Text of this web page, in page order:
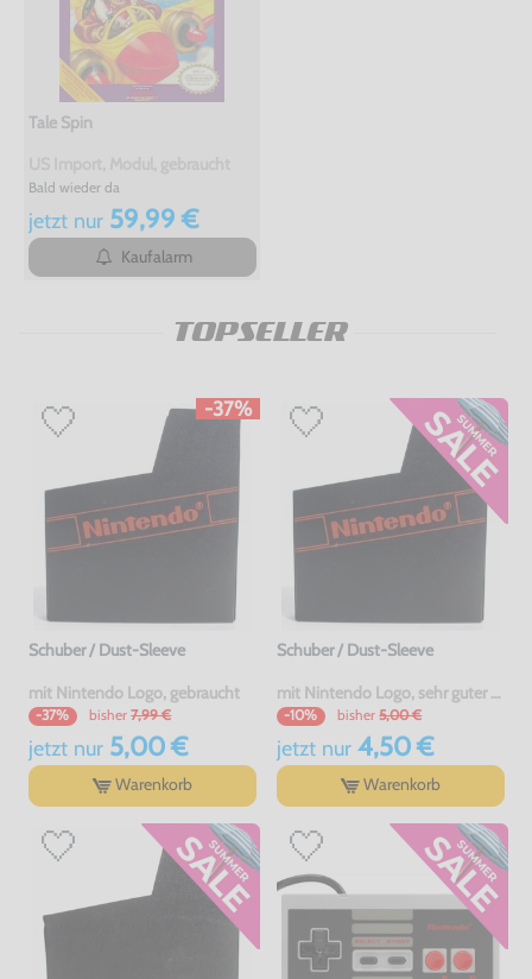
Tale Spin
Bald wieder da
jetzt nur59,99 €
Kaufalarm
TOPSELLER
-37%
Schuber / Dust-Sleeve
mit Nintendo Logo, gebraucht
-37% bisher 7,99 €
jetzt nur5,00 €
Warenkorb
Schuber / Dust-Sleeve
mit Nintendo Logo, sehr guter Zustand, gebraucht
-10% bisher 5,00 €
jetzt nur4,50 €
Warenkorb